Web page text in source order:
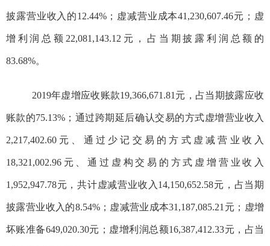
披露营业收入的12.44% ；虚减营业成本41,230,607.46元；虚
增利润总额 22,081,143.12元，占当期披露利润总额的
83.68%。
2019年虚增应收账款19,366,671.81元， 占当期披露应收
账款的75.13% ；通过跨期延后确认交易的方式虚增营业收入
2,217,402.60元、通过少记交易的方式虚减营业收入
18,321,002.96元、通过虚构交易的方式虚增营业收入
1,952,947.78元，共计虚减营业收入14,150,652.58元，占当期
披露营业收入的8.54%；虚减营业成本31,187,085.21元；虚增
坏账准备649,020.30元；虚增利润总额16,387,412.33元，占当